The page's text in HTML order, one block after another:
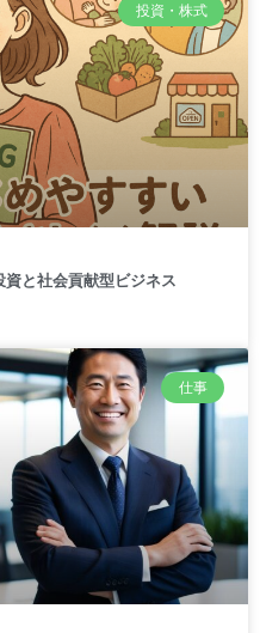
投資・株式
資と社会貢献型ビジネス
仕事